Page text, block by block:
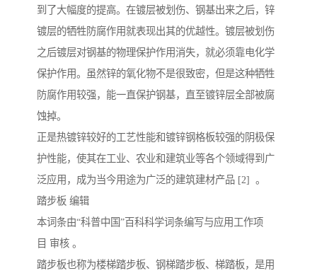
到了大幅度的提高。在镀层被划伤、钢基出来之后，锌
镀层的牺牲防腐作用就表现出其的优越性。镀层被划伤
之后镀层对钢基的物理保护作用消失，就必须靠电化学
保护作用。虽然锌的氧化物不是很致密，但是这种牺牲
防腐作用较强，能一直保护钢基，直至镀锌层全部被腐
蚀掉。
正是热镀锌较好的工艺性能和镀锌钢格板较强的阴极保
护性能，使其在工业、农业和建筑业等各个领域得到广
泛应用，成为当今用途为广泛的建筑建材产品 [2] 。
踏步板 编辑
本词条由“科普中国”百科科学词条编写与应用工作项
目 审核 。
踏步板也称为楼梯踏步板、钢梯踏步板、梯踏板，是用